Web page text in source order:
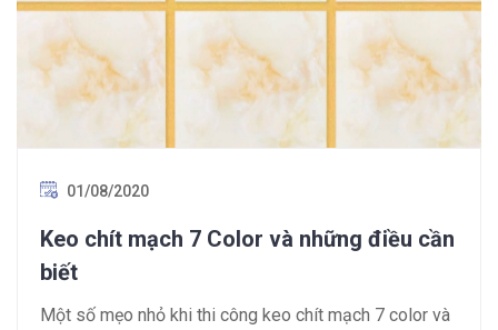
01/08/2020
Keo chít mạch 7 Color và những điều cần
biết
Một số mẹo nhỏ khi thi công keo chít mạch 7 color và